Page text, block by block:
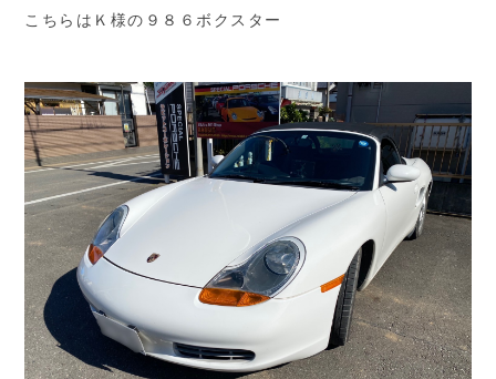
こちらはＫ様の９８６ボクスター